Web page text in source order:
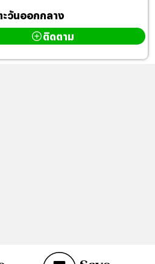
ะวันออกกลาง
ติดตาม